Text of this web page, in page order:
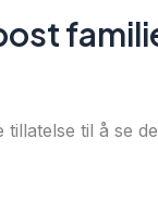
tillatelse til å se